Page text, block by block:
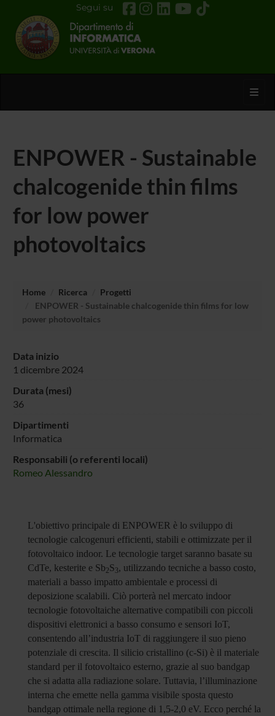
Segui su
ENPOWER - Sustainable
chalcogenide thin films
for low power
photovoltaics
Home Ricerca
Progetti
ENPOWER - Sustainable chalcogenide thin films for low
power photovoltaics
Data inizio
1 dicembre 2024
Durata (mesi)
36
Dipartimenti
Informatica
Responsabili (o referenti locali)
Romeo Alessandro
L'obiettivo principale di ENPOWER è lo sviluppo di
tecnologie calcogenuri efficienti, stabili e ottimizzate per il
fotovoltaico indoor. Le tecnologie target saranno basate su
CdTe, kesterite e Sb2S3, utilizzando tecniche a basso costo,
materiali a basso impatto ambientale e processi di
deposizione scalabili. Ciò porterà nel mercato indoor
tecnologie fotovoltaiche alternative compatibili con piccoli
dispositivi elettronici a basso consumo e sensori IoT,
consentendo all’industria IoT di raggiungere il suo pieno
potenziale di crescita. Il silicio cristallino (c-Si) è il materiale
standard per il fotovoltaico esterno, grazie al suo bandgap
che si adatta alla radiazione solare. Tuttavia, l’illuminazione
interna che emette nella gamma visibile sposta questo
bandgap ottimale nella regione di 1,5-2,0 eV. Ecco perché la